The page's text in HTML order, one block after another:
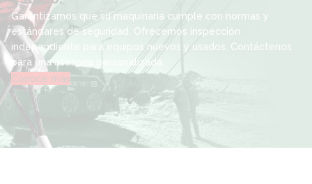
En Crosan Chile, acreditamos competencias en función
de la trayectoria del colaborador.
Conoce más